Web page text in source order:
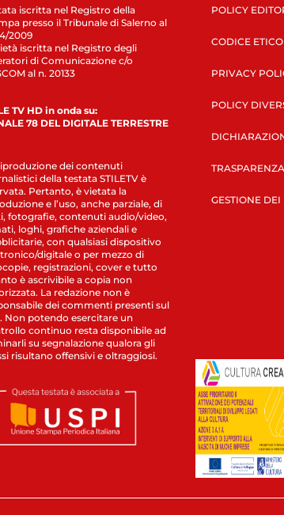
iscritta nel Registro della
presso il Tribunale di Salerno al
2009
iscritta nel Registro degli
di Comunicazione c/o
al n. 20133
TV HD in onda su:
78 DEL DIGITALE TERRESTRE
dei contenuti
della testata STILETV è
Pertanto, è vietata la
e l’uso, anche parziale, di
fotografie, contenuti audio/video,
loghi, grafiche aziendali e
con qualsiasi dispositivo
digitale o per mezzo di
registrazioni, cover e tutto
è ascrivibile a copia non
La redazione non è
dei commenti presenti sul
Non potendo esercitare un
continuo resta disponibile ad
su segnalazione qualora gli
risultano offensivi e oltraggiosi.
POLICY
CODICE
PRIVACY
POLICY
TRASPARENZA
GESTIONE DEI